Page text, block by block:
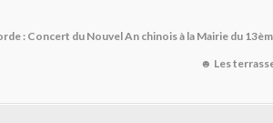
: Concert du Nouvel An chinois à la Mairie du
☻ Les